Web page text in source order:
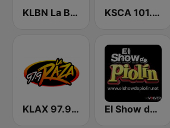
KLBN La Buena 101.9 FM KSCA 101.9 Los Angeles FM (US Only)
KLAX 97.9 La Raza FM El Show de Piolín